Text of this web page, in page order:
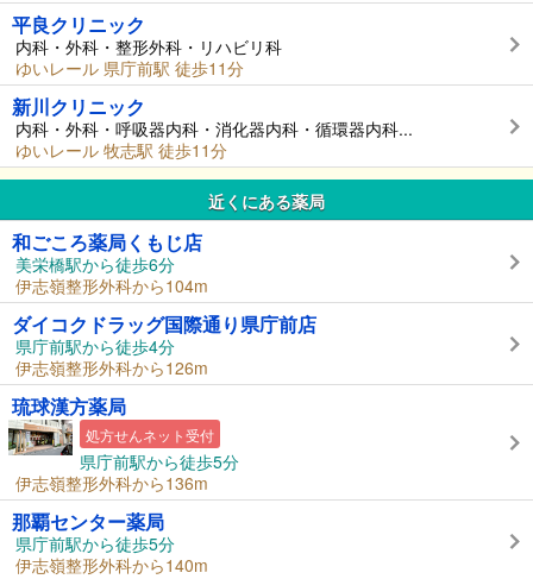
平良クリニック
内科・外科・整形外科・リハビリ科
ゆいレール 県庁前駅 徒歩11分
新川クリニック
内科・外科・呼吸器内科・消化器内科・循環器内科...
ゆいレール 牧志駅 徒歩11分
近くにある薬局
和ごころ薬局くもじ店
美栄橋駅から徒歩6分
伊志嶺整形外科から104m
ダイコクドラッグ国際通り県庁前店
県庁前駅から徒歩4分
伊志嶺整形外科から126m
琉球漢方薬局
処方せんネット受付
県庁前駅から徒歩5分
伊志嶺整形外科から136m
那覇センター薬局
県庁前駅から徒歩5分
伊志嶺整形外科から140m